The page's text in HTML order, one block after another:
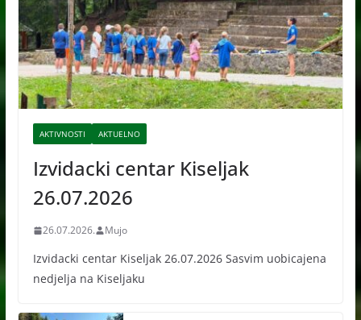
AKTIVNOSTI AKTUELNO
Izvidacki centar Kiseljak
26.07.2026
26.07.2026. Mujo
Izvidacki centar Kiseljak 26.07.2026 Sasvim uobicajena
nedjelja na Kiseljaku